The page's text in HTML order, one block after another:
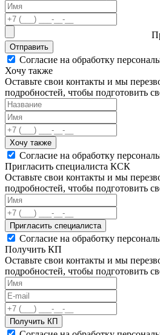
Отправить
Согласие на обработку
Хочу также
Оставьте свои контакты и мы
подробностей, чтобы подготовить
Хочу также
Согласие на обработку
Пригласить специалиста КСК
Оставьте свои контакты и мы
подробностей, чтобы подготовить
Пригласить специалиста
Согласие на обработку
Получить КП
Оставьте свои контакты и мы
подробностей, чтобы подготовить
Получить КП